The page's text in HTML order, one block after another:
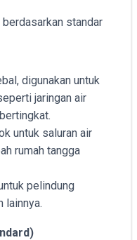
standar
digunakan untuk
jaringan air
untuk saluran air
rumah tangga
pelindung
lainnya.